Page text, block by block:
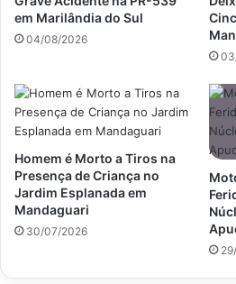
em Marilândia do Sul
04/08/2026
Homem é Morto a Tiros na
Presença de Criança no
Jardim Esplanada em
Mandaguari
30/07/2026